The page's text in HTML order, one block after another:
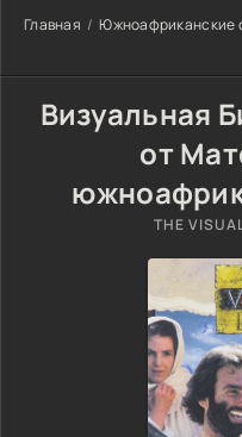
Главная Южноафриканские
Визуальная
от
THE